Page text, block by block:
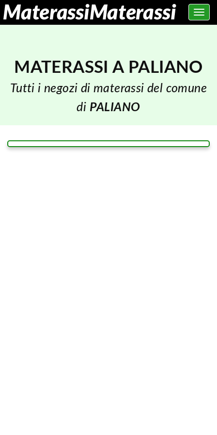
Toggle
MATERASSI A PALIANO
Tutti i negozi di materassi del comune
di PALIANO